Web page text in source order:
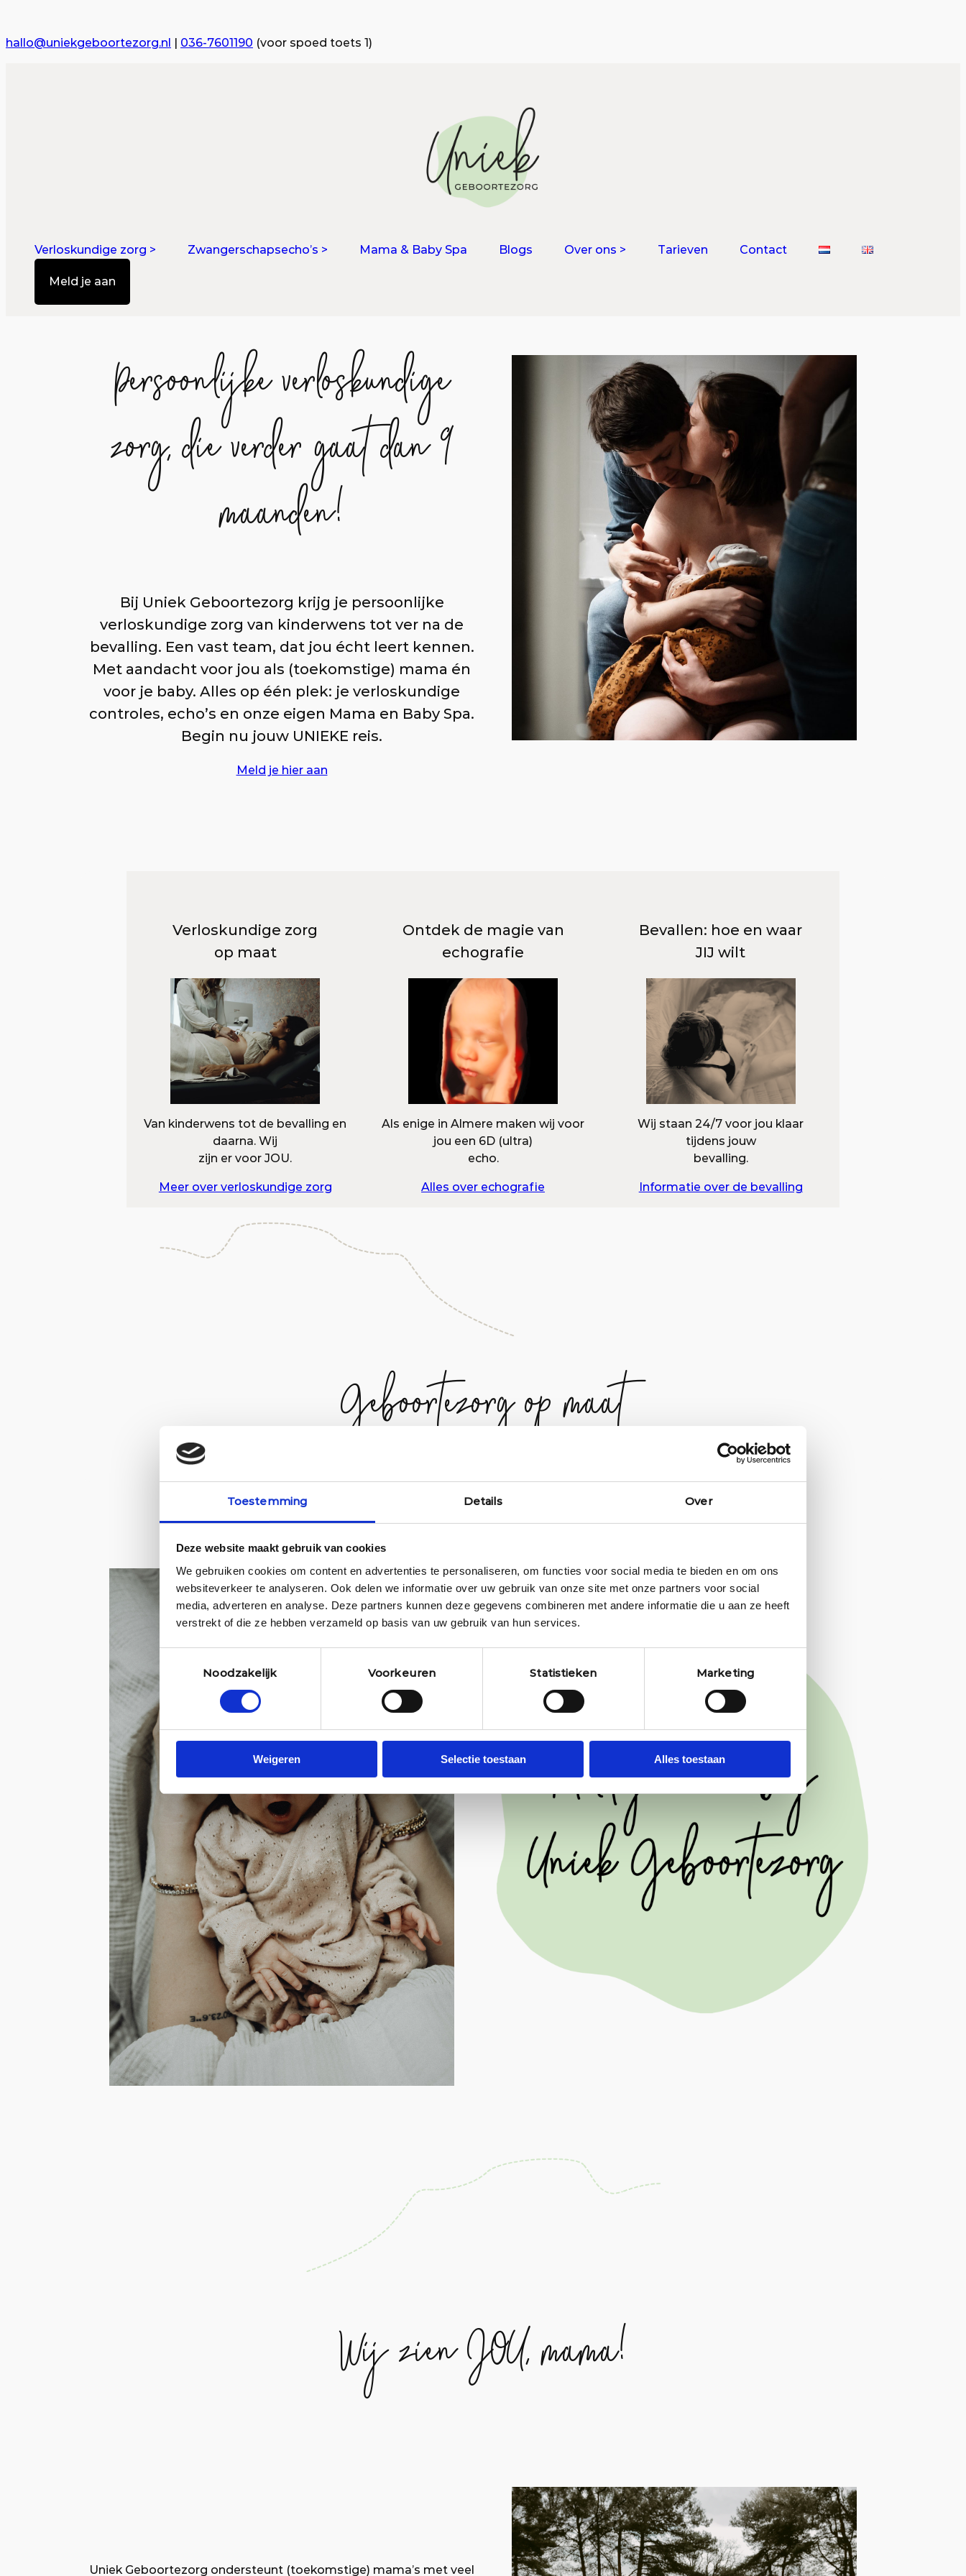
Toestemming Details Over
Deze website maakt gebruik van cookies
We gebruiken cookies om content en advertenties te personaliseren, om functies voor social media te bieden en om ons
websiteverkeer te analyseren. Ook delen we informatie over uw gebruik van onze site met onze partners voor social
media, adverteren en analyse. Deze partners kunnen deze gegevens combineren met andere informatie die u aan ze heeft
verstrekt of die ze hebben verzameld op basis van uw gebruik van hun services.
Noodzakelijk Voorkeuren Statistieken Marketing
Weigeren Selectie toestaan Alles toestaan
de
hallo@uniekgeboortezorg.nl | 036-7601190 (voor spoed toets 1)
Verloskundige zorg > Zwangerschapsecho’s > Mama & Baby Spa Blogs Over ons > Tarieven Contact
Meld je aan
Persoonlijke verloskundige
zorg, die verder gaat dan 9
maanden!
Bij Uniek Geboortezorg krijg je persoonlijke
verloskundige zorg van kinderwens tot ver na de
bevalling. Een vast team, dat jou écht leert kennen.
Met aandacht voor jou als (toekomstige) mama én
voor je baby. Alles op één plek: je verloskundige
controles, echo’s en onze eigen Mama en Baby Spa.
Begin nu jouw UNIEKE reis.
Meld je hier aan
Verloskundige zorg
op maat
Van kinderwens tot de bevalling en
daarna. Wij
zijn er voor JOU.
Meer over verloskundige zorg
Ontdek de magie van
echografie
Als enige in Almere maken wij voor
jou een 6D (ultra)
echo.
Alles over echografie
Bevallen: hoe en waar
JIJ wilt
Wij staan 24/7 voor jou klaar
tijdens jouw
bevalling.
Informatie over de bevalling
Geboortezorg op maat
Wij zien JOU, mama!
Uniek Geboortezorg ondersteunt (toekomstige) mama’s met veel